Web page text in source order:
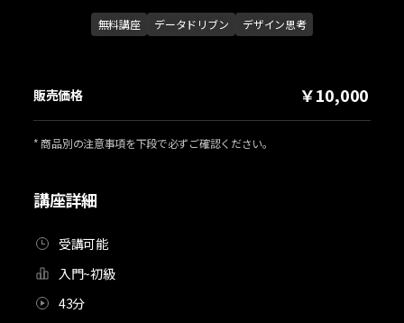
無料講座 データドリブン デザイン思考
講座詳細
受講可能
入門~初級
43分
販売価格 ￥10,000
* 商品別の注意事項を下段で必ずご確認ください。